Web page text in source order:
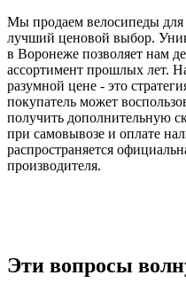
Мы продаем велосипеды для
лучший ценовой выбор.
в Воронеже позволяет нам
ассортимент прошлых лет.
разумной цене - это
покупатель может
получить дополнительную
при самовывозе и оплате
распространяется
производителя.
Эти вопросы